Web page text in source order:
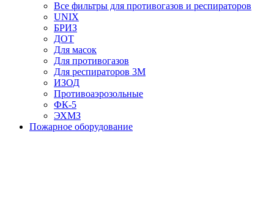
Все фильтры для противогазов и респираторов
UNIX
БРИЗ
ДОТ
Для масок
Для противогазов
Для респираторов 3М
ИЗОД
Противоаэрозольные
ФК-5
ЭХМЗ
Пожарное оборудование